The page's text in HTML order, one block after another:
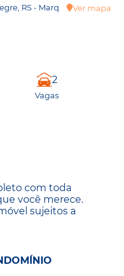
RS - Marq Ver mapa
2
Vagas
com toda
você merece.
sujeitos a